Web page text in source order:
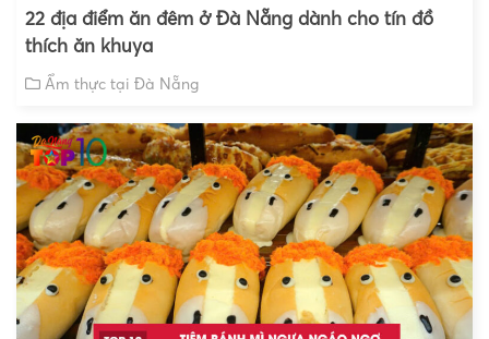
22 địa điểm ăn đêm ở Đà Nẵng dành cho tín đồ
thích ăn khuya
Ẩm thực tại Đà Nẵng